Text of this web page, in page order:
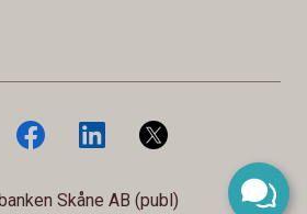
Skåne AB (publ)